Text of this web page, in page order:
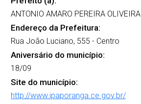
ANTONIO AMARO PEREIRA OLIVEIRA
Endereço da Prefeitura:
Rua João Luciano, 555 - Centro
Aniversário do município:
18/09
Site do município:
http://www.ipaporanga.ce.gov.br/